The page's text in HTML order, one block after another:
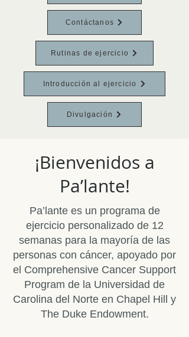
Contáctanos
Rutinas de ejercicio
Introducción al ejercicio
Divulgación
¡Bienvenidos a
Pa’lante!
Pa’lante es un programa de
ejercicio personalizado de 12
semanas para la mayoría de las
personas con cáncer, apoyado por
el Comprehensive Cancer Support
Program de la Universidad de
Carolina del Norte en Chapel Hill y
The Duke Endowment.